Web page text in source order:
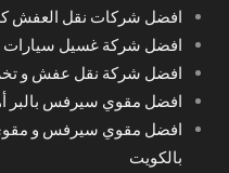
افضل شركات نقل العفش
افضل شركة غسيل سيارات
افضل شركة نقل عفش و
افضل مقوي سيرفس بالبر
افضل مقوي سيرفس و
بالكويت